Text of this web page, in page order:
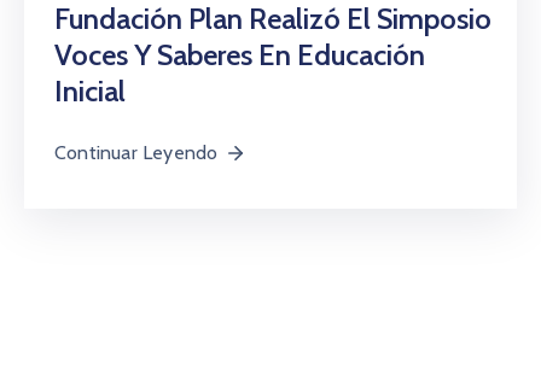
Fundación Plan Realizó El Simposio
Voces Y Saberes En Educación
Inicial
Continuar Leyendo